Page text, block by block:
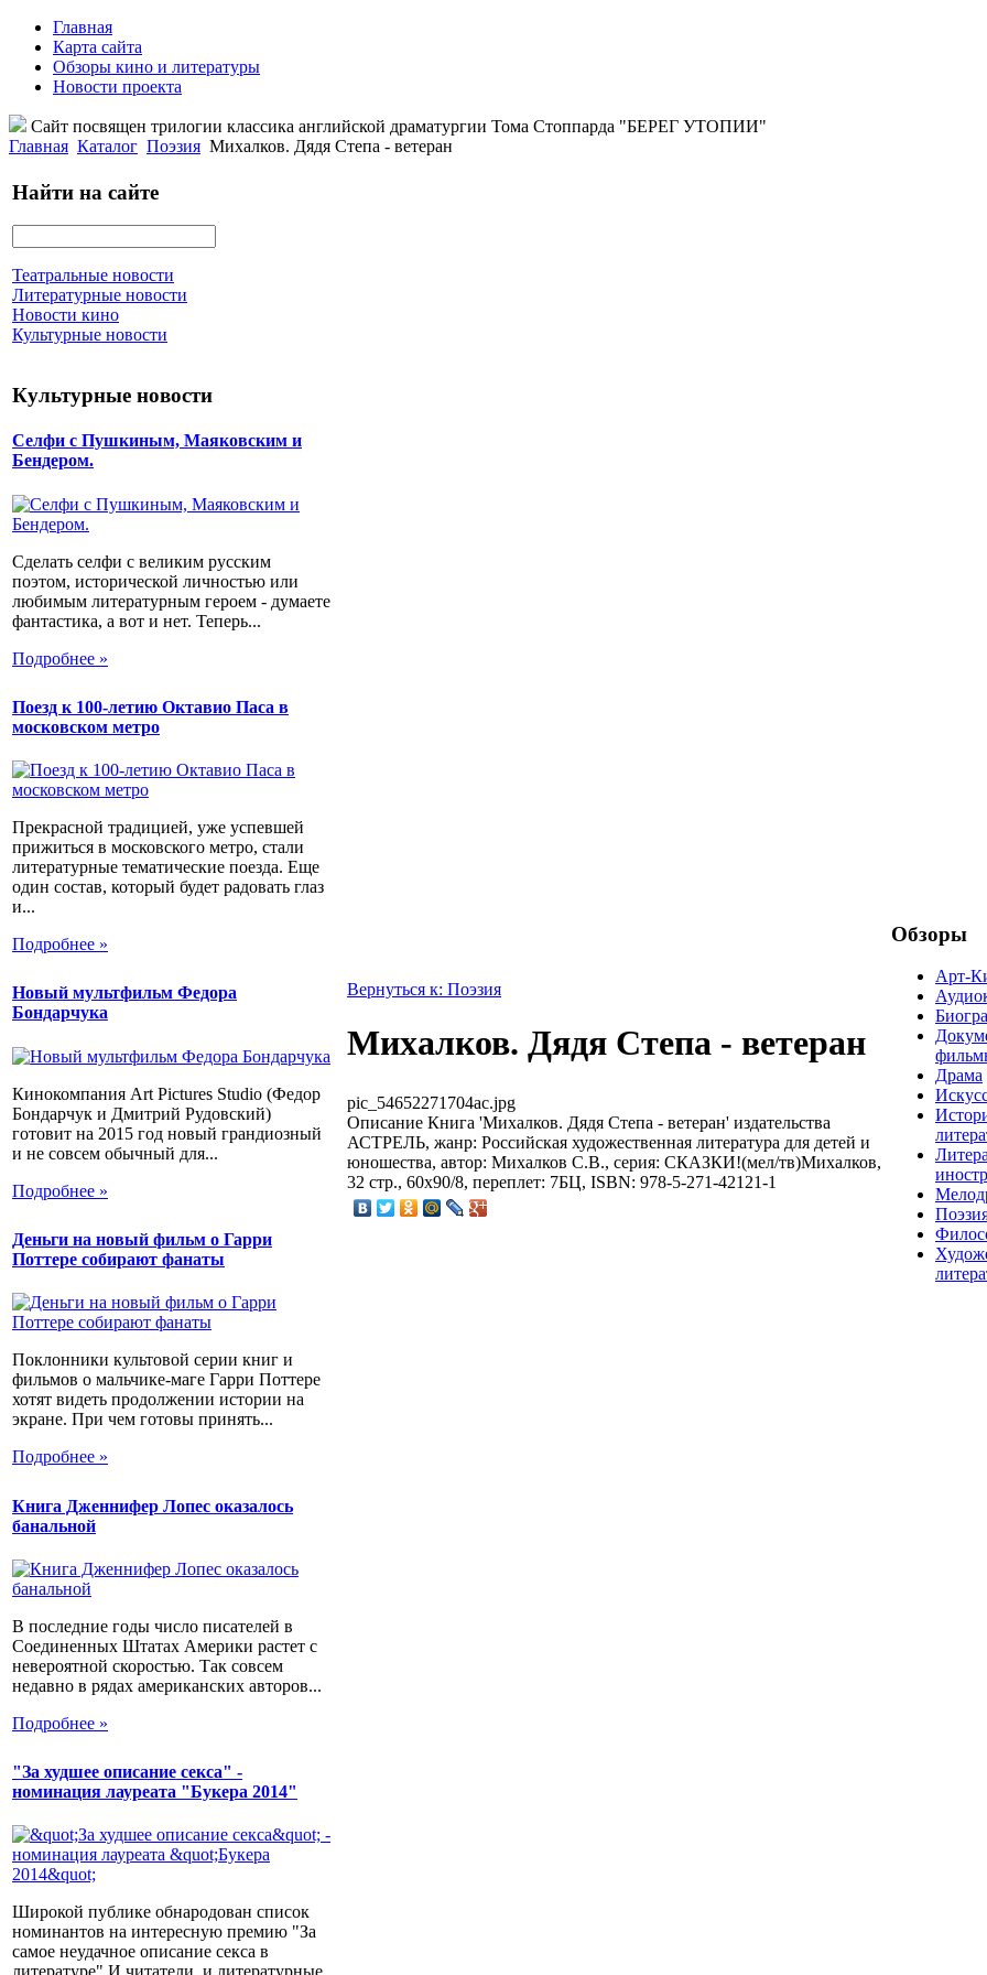
Главная
Карта сайта
Обзоры кино и литературы
Новости проекта
Сайт посвящен трилогии классика английской драматургии Тома Стоппарда "БЕРЕГ УТОПИИ"
Главная Каталог Поэзия Михалков. Дядя Степа - ветеран
Найти на сайте
Театральные новости
Литературные новости
Новости кино
Культурные новости
Культурные новости
Селфи с Пушкиным, Маяковским и
Бендером.
Сделать селфи с великим русским
поэтом, исторической личностью или
любимым литературным героем - думаете
фантастика, а вот и нет. Теперь...
Подробнее »
Поезд к 100-летию Октавио Паса в
московском метро
Прекрасной традицией, уже успевшей
прижиться в московского метро, стали
литературные тематические поезда. Еще
один состав, который будет радовать глаз
и...
Подробнее »
Новый мультфильм Федора
Бондарчука
Кинокомпания Art Pictures Studio (Федор
Бондарчук и Дмитрий Рудовский)
готовит на 2015 год новый грандиозный
и не совсем обычный для...
Подробнее »
Деньги на новый фильм о Гарри
Поттере собирают фанаты
Поклонники культовой серии книг и
фильмов о мальчике-маге Гарри Поттере
хотят видеть продолжении истории на
экране. При чем готовы принять...
Подробнее »
Книга Дженнифер Лопес оказалось
банальной
В последние годы число писателей в
Соединенных Штатах Америки растет с
невероятной скоростью. Так совсем
недавно в рядах американских авторов...
Подробнее »
"За худшее описание секса" -
номинация лауреата "Букера 2014"
Широкой публике обнародован список
номинантов на интересную премию "За
самое неудачное описание секса в
Вернуться к: Поэзия
Михалков. Дядя Степа - ветеран
pic_54652271704ac.jpg
Описание Книга 'Михалков. Дядя Степа - ветеран' издательства
АСТРЕЛЬ, жанр: Российская художественная литература для детей и
юношества, автор: Михалков С.В., серия: СКАЗКИ!(мел/тв)Михалков,
32 стр., 60x90/8, переплет: 7БЦ, ISBN: 978-5-271-42121-1
Обзоры
Арт-
Драма